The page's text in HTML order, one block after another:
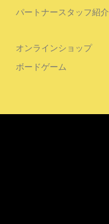
パートナースタッフ紹介
オンラインショップ
ボードゲーム